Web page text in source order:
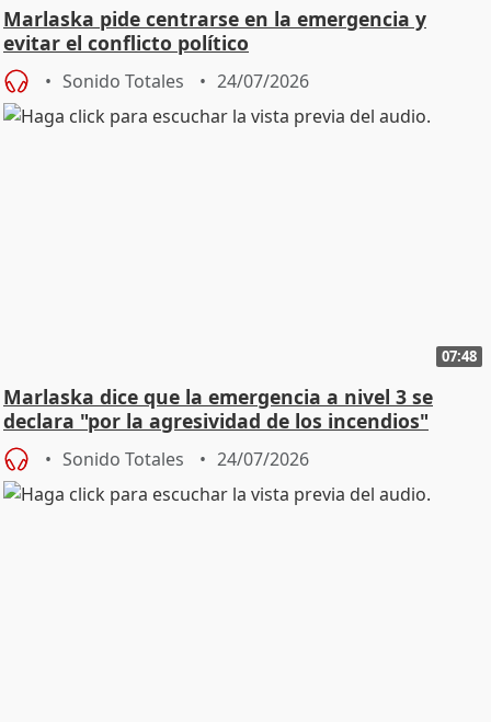
Marlaska pide centrarse en la emergencia y
evitar el conflicto político
Sonido Totales 24/07/2026
07:48
Marlaska dice que la emergencia a nivel 3 se
declara "por la agresividad de los incendios"
Sonido Totales 24/07/2026